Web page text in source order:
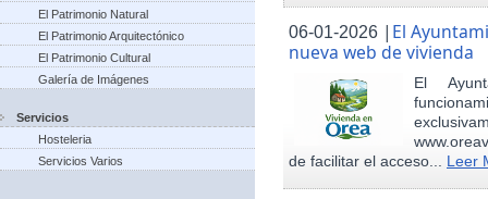
El Patrimonio Natural
El Patrimonio Arquitectónico
El Patrimonio Cultural
Galería de Imágenes
Servicios
Hosteleria
Servicios Varios
06-01-2026 | El
nueva web de vivienda
El
de facilitar el acceso... Leer